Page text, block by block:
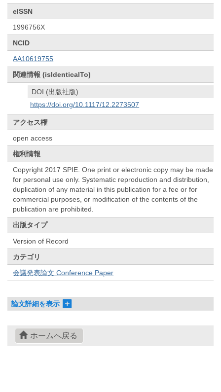
eISSN
1996756X
NCID
AA10619755
関連情報 (isIdenticalTo)
DOI (出版社版)
https://doi.org/10.1117/12.2273507
アクセス権
open access
権利情報
Copyright 2017 SPIE. One print or electronic copy may be made
for personal use only. Systematic reproduction and distribution,
duplication of any material in this publication for a fee or for
commercial purposes, or modification of the contents of the
publication are prohibited.
出版タイプ
Version of Record
カテゴリ
会議発表論文 Conference Paper
論文詳細を表示
ホームへ戻る